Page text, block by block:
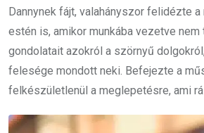
Dannynek fájt, valahányszor felidézte
estén is, amikor munkába vezetve nem
gondolatait azokról a szörnyű
felesége mondott neki. Befejezte a
felkészületlenül a meglepetésre, ami